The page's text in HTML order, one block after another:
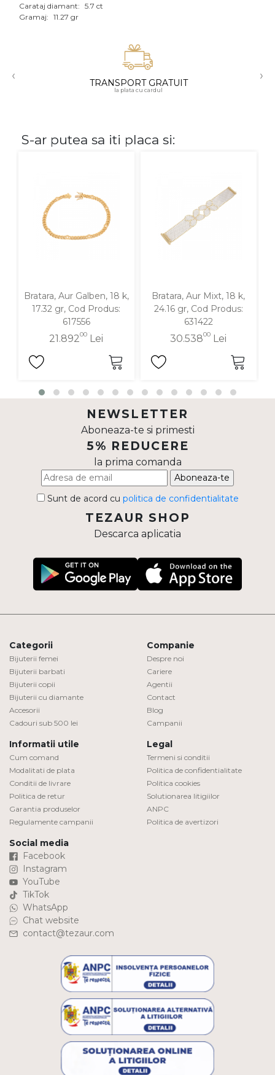
CARATAJ
Fara pietre
Carataj diamant: 5.7 ct
Gramaj: 11.27 gr
‹ TRANSPORT GRATUIT
la plata cu cardul
›
S-ar putea sa iti placa si:
Bratara, Aur Galben, 18 k,
17.32 gr, Cod Produs:
617556
21.89200 Lei
Bratara, Aur Mixt, 18 k,
24.16 gr, Cod Produs:
631422
30.53800 Lei
NEWSLETTER
Aboneaza-te si primesti
5% REDUCERE
la prima comanda
Aboneaza-te
Sunt de acord cu politica de confidentialitate
TEZAUR SHOP
Descarca aplicatia
Categorii
Bijuterii femei
Bijuterii barbati
Bijuterii copii
Bijuterii cu diamante
Accesorii
Cadouri sub 500 lei
Companie
Despre noi
Cariere
Agentii
Contact
Blog
Campanii
Informatii utile
Cum comand
Modalitati de plata
Conditii de livrare
Politica de retur
Garantia produselor
Regulamente campanii
Legal
Termeni si conditii
Politica de confidentialitate
Politica cookies
Solutionarea litigiilor
ANPC
Politica de avertizori
Social media
Facebook
Instagram
YouTube
TikTok
WhatsApp
Chat website
contact@tezaur.com